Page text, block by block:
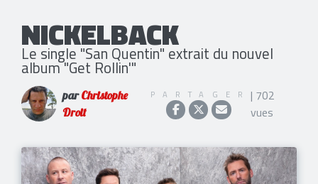
NICKELBACK
Le single "San Quentin" extrait du nouvel
album "Get Rollin'"
parChristophe
Droit
PARTAGER | 702
vues